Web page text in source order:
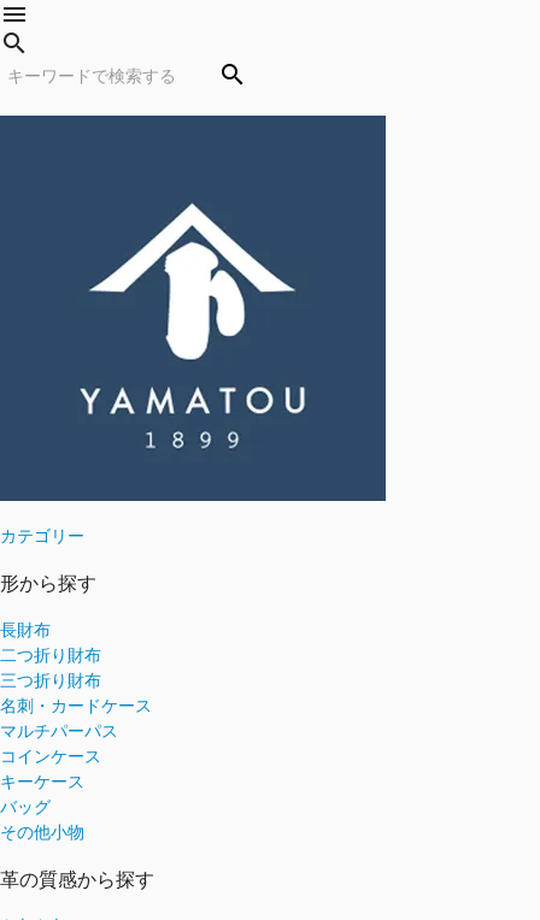
menu
search
search
カテゴリー
形から探す
長財布
二つ折り財布
三つ折り財布
名刺・カードケース
マルチパーパス
コインケース
キーケース
バッグ
その他小物
革の質感から探す